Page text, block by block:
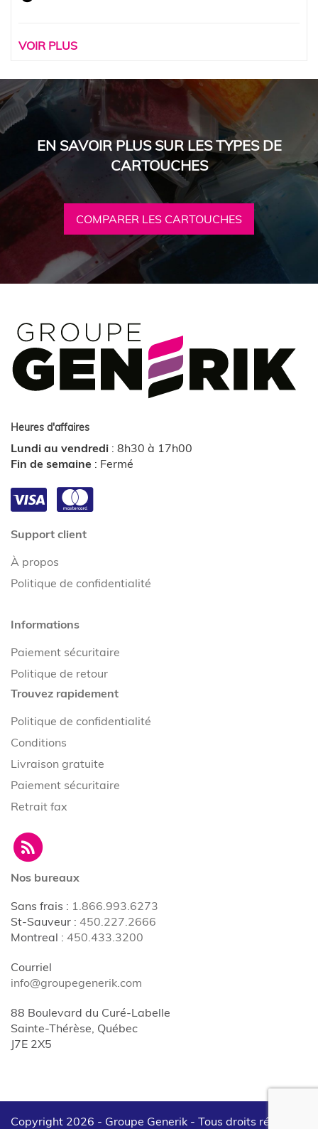
VOIR PLUS
EN SAVOIR PLUS SUR LES TYPES DE
CARTOUCHES
COMPARER LES CARTOUCHES
Heures d'affaires
Lundi au vendredi : 8h30 à 17h00
Fin de semaine : Fermé
Support client
À propos
Politique de confidentialité
Informations
Paiement sécuritaire
Politique de retour
Trouvez rapidement
Politique de confidentialité
Conditions
Livraison gratuite
Paiement sécuritaire
Retrait fax
Nos bureaux
Sans frais : 1.866.993.6273
St-Sauveur : 450.227.2666
Montreal : 450.433.3200
Courriel
info@groupegenerik.com
88 Boulevard du Curé-Labelle
Sainte-Thérèse, Québec
J7E 2X5
Copyright 2026 - Groupe Generik - Tous droits réservés